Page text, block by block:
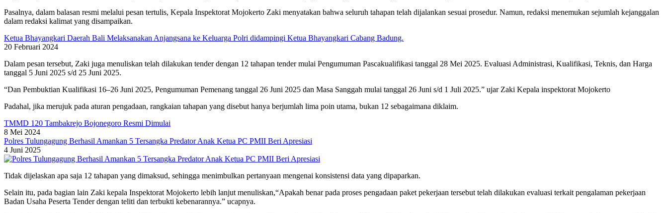
Pasalnya, dalam balasan resmi melalui pesan tertulis, Kepala Inspektorat Mojokerto Zaki menyatakan bahwa seluruh tahapan telah dijalankan sesuai prosedur. Namun, redaksi menemukan sejumlah kejanggalan
dalam redaksi kalimat yang disampaikan.
Ketua Bhayangkari Daerah Bali Melaksanakan Anjangsana ke Keluarga Polri didampingi Ketua Bhayangkari Cabang Badung.
20 Februari 2024
Dalam pesan tersebut, Zaki juga menuliskan telah dilakukan tender dengan 12 tahapan tender mulai Pengumuman Pascakualifikasi tanggal 28 Mei 2025. Evaluasi Administrasi, Kualifikasi, Teknis, dan Harga
tanggal 5 Juni 2025 s/d 25 Juni 2025.
“Dan Pembuktian Kualifikasi 16–26 Juni 2025, Pengumuman Pemenang tanggal 26 Juni 2025 dan Masa Sanggah mulai tanggal 26 Juni s/d 1 Juli 2025.” ujar Zaki Kepala inspektorat Mojokerto
Padahal, jika merujuk pada aturan pengadaan, rangkaian tahapan yang disebut hanya berjumlah lima poin utama, bukan 12 sebagaimana diklaim.
TMMD 120 Tambakrejo Bojonegoro Resmi Dimulai
8 Mei 2024
Polres Tulungagung Berhasil Amankan 5 Tersangka Predator Anak Ketua PC PMII Beri Apresiasi
4 Juni 2025
Tidak dijelaskan apa saja 12 tahapan yang dimaksud, sehingga menimbulkan pertanyaan mengenai konsistensi data yang dipaparkan.
Selain itu, pada bagian lain Zaki kepala Inspektorat Mojokerto lebih lanjut menuliskan,“Apakah benar pada proses pengadaan paket pekerjaan tersebut telah dilakukan evaluasi terkait pengalaman pekerjaan
Badan Usaha Peserta Tender dengan teliti dan terbukti kebenarannya.” ucapnya.